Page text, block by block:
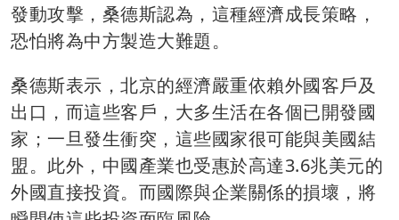
發動攻擊，桑德斯認為，這種經濟成長策略，
恐怕將為中方製造大難題。
桑德斯表示，北京的經濟嚴重依賴外國客戶及
出口，而這些客戶，大多生活在各個已開發國
家；一旦發生衝突，這些國家很可能與美國結
盟。此外，中國產業也受惠於高達3.6兆美元的
外國直接投資。而國際與企業關係的損壞，將